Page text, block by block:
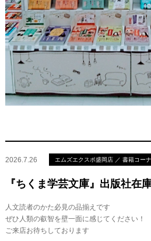
2026.7.26 エムズエクスポ盛岡店 ／ 書籍コー
『ちくま学芸文庫』出版社在
人文読者のかた必見の品揃えです
ぜひ人類の叡智を壁一面に感じてください！
ご来店お待ちしております